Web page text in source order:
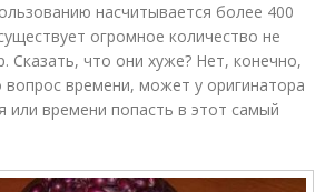
насчитывается более 400
огромное количество не
Сказать, что они хуже? Нет, конечно,
времени, может у оригинатора
или времени попасть в этот самый